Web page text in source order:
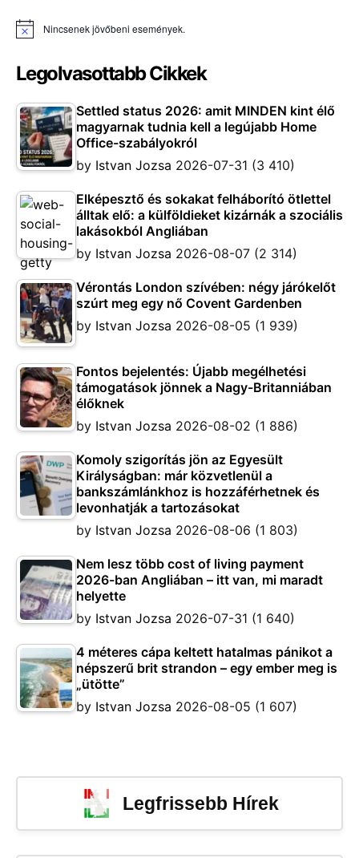
Notice Nincsenek jövőbeni események.
Legolvasottabb Cikkek
Settled status 2026: amit MINDEN kint élő
magyarnak tudnia kell a legújabb Home
Office-szabályokról
by Istvan Jozsa 2026-07-31 (3 410)
Elképesztő és sokakat felháborító ötlettel
álltak elő: a külföldieket kizárnák a szociális
lakásokból Angliában
by Istvan Jozsa 2026-08-07 (2 314)
Vérontás London szívében: négy járókelőt
szúrt meg egy nő Covent Gardenben
by Istvan Jozsa 2026-08-05 (1 939)
Fontos bejelentés: Újabb megélhetési
támogatások jönnek a Nagy-Britanniában
élőknek
by Istvan Jozsa 2026-08-02 (1 886)
Komoly szigorítás jön az Egyesült
Királyságban: már közvetlenül a
bankszámlánkhoz is hozzáférhetnek és
levonhatják a tartozásokat
by Istvan Jozsa 2026-08-06 (1 803)
Nem lesz több cost of living payment
2026-ban Angliában – itt van, mi maradt
helyette
by Istvan Jozsa 2026-07-31 (1 640)
4 méteres cápa keltett hatalmas pánikot a
népszerű brit strandon – egy ember meg is
„ütötte”
by Istvan Jozsa 2026-08-05 (1 607)
Legfrissebb Hírek